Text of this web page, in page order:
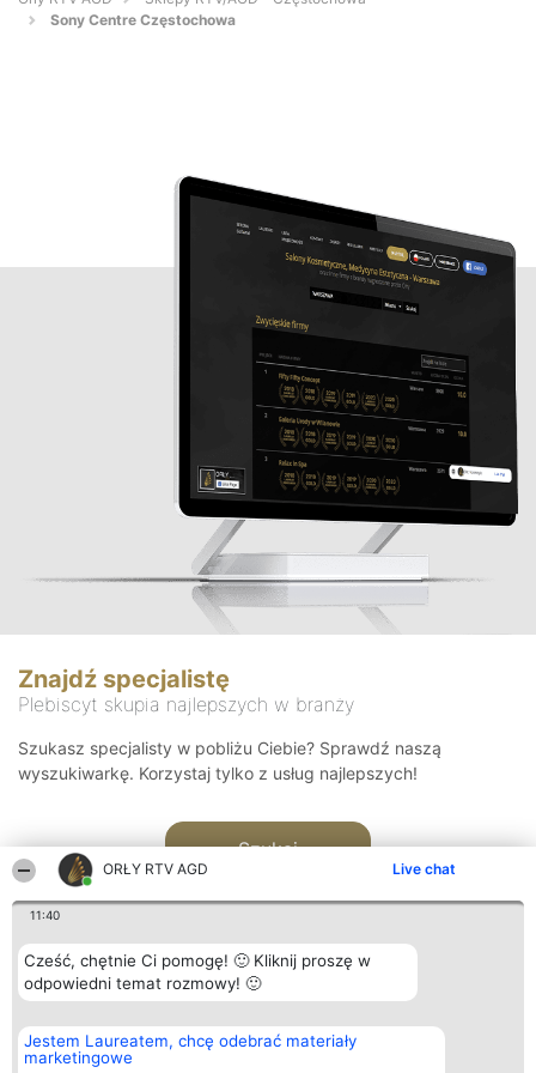
ORŁY RTV AGD Live chat
11:40
Cześć, chętnie Ci pomogę! 🙂 Kliknij proszę w
odpowiedni temat rozmowy! 🙂
Jestem Laureatem, chcę odebrać materiały
marketingowe
Sony Centre Częstochowa
Znajdź specjalistę
Plebiscyt skupia najlepszych w branży
Szukasz specjalisty w pobliżu Ciebie? Sprawdź naszą
wyszukiwarkę. Korzystaj tylko z usług najlepszych!
Szukaj
Organizator plebiscytu
Bright Side Solutions sp. z o.
o. sp. k.
Plebiscyt
Laureaci
Kontakt
Kontakt